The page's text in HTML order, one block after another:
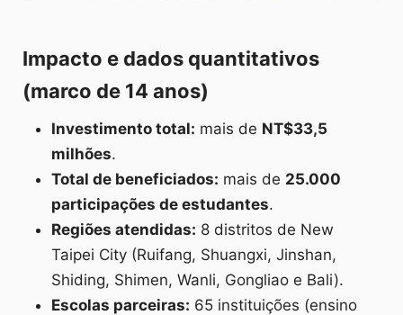
Impacto e dados quantitativos
(marco de 14 anos)
Investimento total: mais de NT$33,5
milhões.
Total de beneficiados: mais de 25.000
participações de estudantes.
Regiões atendidas: 8 distritos de New
Taipei City (Ruifang, Shuangxi, Jinshan,
Shiding, Shimen, Wanli, Gongliao e Bali).
Escolas parceiras: 65 instituições (ensino